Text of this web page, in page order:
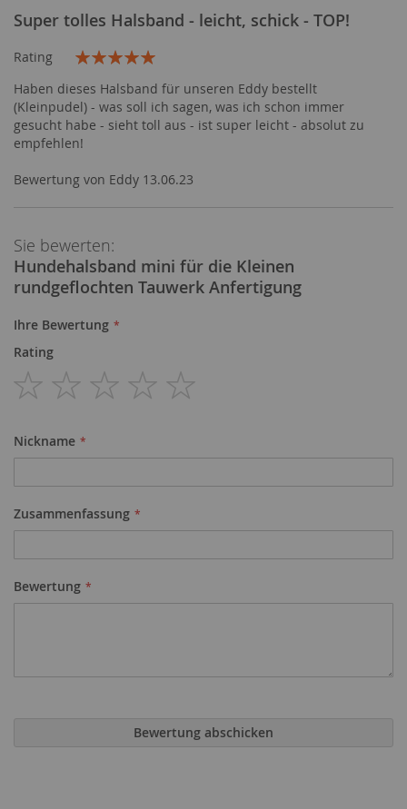
Super tolles Halsband - leicht, schick - TOP!
Rating
Haben dieses Halsband für unseren Eddy bestellt
(Kleinpudel) - was soll ich sagen, was ich schon immer
gesucht habe - sieht toll aus - ist super leicht - absolut zu
empfehlen!
Bewertung von Eddy Veröffentlicht
13.06.23
Sie bewerten:
Hundehalsband mini für die Kleinen
rundgeflochten Tauwerk Anfertigung
Ihre Bewertung
Rating
Nickname
Zusammenfassung
Bewertung
Bewertung abschicken